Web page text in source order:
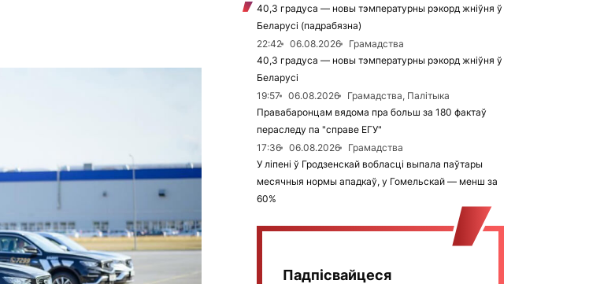
40,3 градуса — новы тэмпературны рэкорд жніўня ў
Беларусі (падрабязна)
22:42
06.08.2026
Грамадства
40,3 градуса — новы тэмпературны рэкорд жніўня ў
Беларусі
19:57
06.08.2026
Грамадства, Палітыка
Правабаронцам вядома пра больш за 180 фактаў
пераследу па "справе ЕГУ"
17:36
06.08.2026
Грамадства
У ліпені ў Гродзенскай вобласці выпала паўтары
месячныя нормы ападкаў, у Гомельскай — менш за
60%
Падпісвайцеся